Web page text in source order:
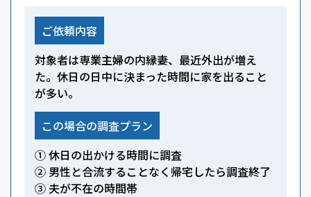
ご依頼内容
対象者は専業主婦の内縁妻、最近外出が増え
た。休日の日中に決まった時間に家を出ること
が多い。
この場合の調査プラン
① 休日の出かける時間に調査
② 男性と合流することなく帰宅したら調査終了
③ 夫が不在の時間帯